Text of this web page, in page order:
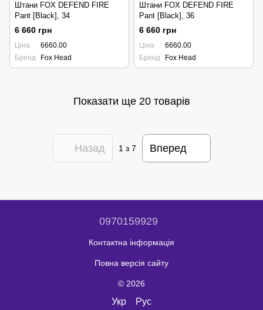
Штани FOX DEFEND FIRE
Pant [Black], 34
6 660 грн
Ціна
6660.00
Бренд
Fox Head
Штани FOX DEFEND FIRE
Pant [Black], 36
6 660 грн
Ціна
6660.00
Бренд
Fox Head
Показати ще 20 товарів
Назад 1з 7 Вперед
0970159929
Контактна інформація
Повна версія сайту
© 2026
Укр Рус